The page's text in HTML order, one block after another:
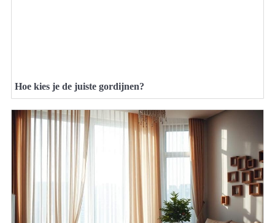
Hoe kies je de juiste gordijnen?